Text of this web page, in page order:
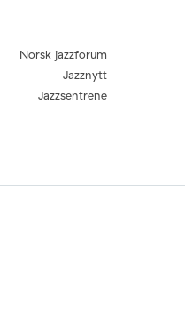
Norsk jazzforum
Jazznytt
Jazzsentrene